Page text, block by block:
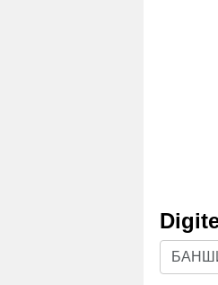
Digite
todas